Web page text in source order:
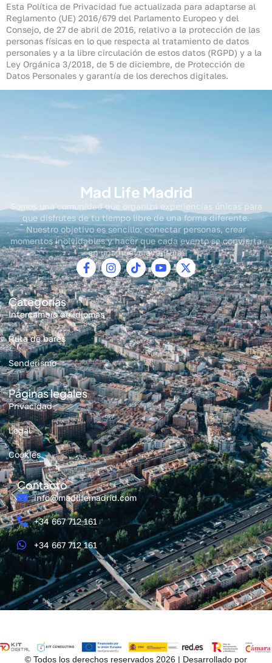
Esta Política de Privacidad fue actualizada para adaptarse al
Reglamento (UE) 2016/679 del Parlamento Europeo y del
Consejo, de 27 de abril de 2016, relativo a la protección de las
personas físicas en lo que respecta al tratamiento de datos
personales y a la libre circulación de estos datos (RGPD) y a la
Ley Orgánica 3/2018, de 5 de diciembre, de Protección de
Datos Personales y garantía de los derechos digitales.
Mad Life Madrid
Somos una comunidad que organiza experiencias únicas para
que disfrutes de tu tiempo libre de una forma diferente.
Nuestro objetivo es sencillo: conectar personas, crear
momentos inolvidables y hacer que cada evento se convierta
en una nueva aventura.
Categorías
Intercambio de idiomas
Ruta de bares
Senderismo
Páginas legales
Privacidad
Legal
Cookies
Contacto
info@madlifemadrid.com
+34 667 712 161
+34 667 712 161
© Todos los derechos reservados 2026 | Desarrollado por